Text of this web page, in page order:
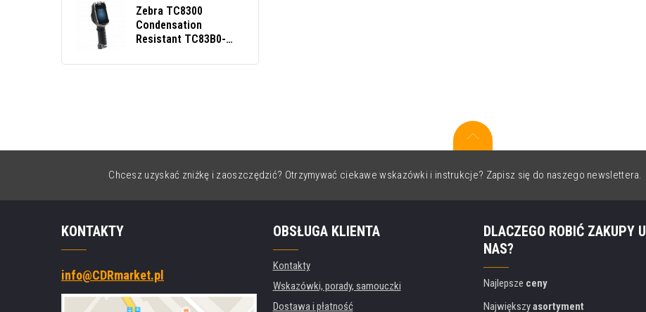
Zebra TC8300
Condensation
Resistant TC83B0-
danych, 2D, ER, BT,
Chcesz uzyskać zniżkę i zaoszczędzić? Otrzymywać ciekawe wskazówki i instrukcje? Zapisz się do naszego newslettera.
KONTAKTY
info@CDRmarket.pl
OBSŁUGA KLIENTA
Kontakty
Wskazówki, porady, samouczki
Dostawa i płatność
DLACZEGO ROBIĆ ZAKUPY U
NAS?
Najlepsze ceny
Największyasortyment